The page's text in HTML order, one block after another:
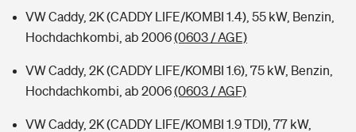
VW Caddy, 2K (CADDY LIFE/KOMBI 1.4), 55 kW, Benzin,
Hochdachkombi, ab 2006(0603 / AGE)
VW Caddy, 2K (CADDY LIFE/KOMBI 1.6), 75 kW, Benzin,
Hochdachkombi, ab 2006(0603 / AGF)
VW Caddy, 2K (CADDY LIFE/KOMBI 1.9 TDI), 77 kW,